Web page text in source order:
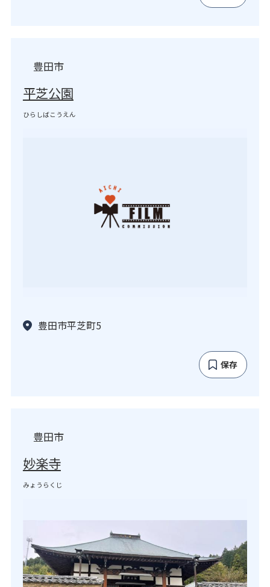
豊田市
平芝公園
ひらしばこうえん
豊田市平芝町5
保存
豊田市
妙楽寺
みょうらくじ